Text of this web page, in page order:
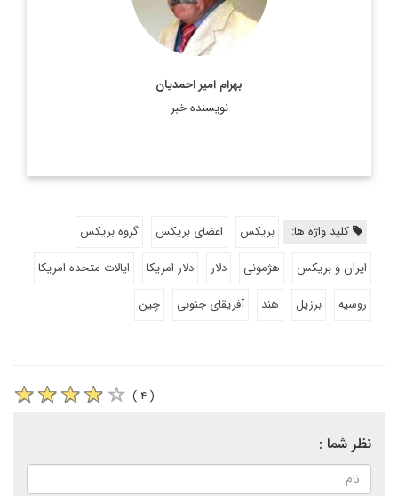
بهرام امیر احمدیان
نویسنده خبر
کلید واژه ها: بریکس اعضای بریکس
گروه بریکس
ایران و بریکس
هژمونی دلار دلار امریکا
ایالات متحده امریکا
روسیه
برزیل هند آفریقای جنوبی چین
( ۴ )
نظر شما :